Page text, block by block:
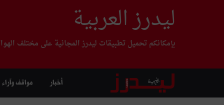
ليدرز العربية
بإمكانكم تحميل تطبيقات ليدرز المجانية على مختلف
أخبار مواقف وآراء